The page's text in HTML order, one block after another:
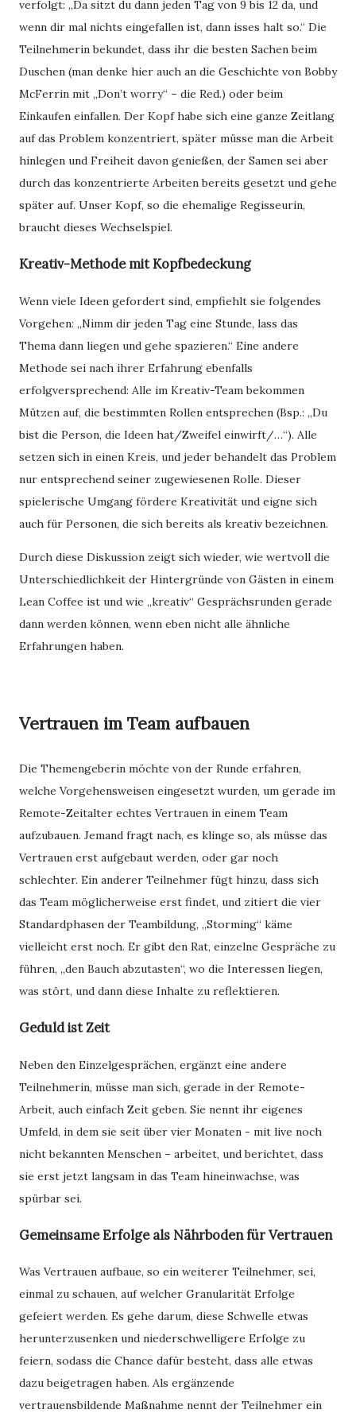
verfolgt: „Da sitzt du dann jeden Tag von 9 bis 12 da, und
wenn dir mal nichts eingefallen ist, dann isses halt so.“ Die
Teilnehmerin bekundet, dass ihr die besten Sachen beim
Duschen (man denke hier auch an die Geschichte von Bobby
McFerrin mit „Don’t worry“ – die Red.) oder beim
Einkaufen einfallen. Der Kopf habe sich eine ganze Zeitlang
auf das Problem konzentriert, später müsse man die Arbeit
hinlegen und Freiheit davon genießen, der Samen sei aber
durch das konzentrierte Arbeiten bereits gesetzt und gehe
später auf. Unser Kopf, so die ehemalige Regisseurin,
braucht dieses Wechselspiel.
Kreativ-Methode mit Kopfbedeckung
Wenn viele Ideen gefordert sind, empfiehlt sie folgendes
Vorgehen: „Nimm dir jeden Tag eine Stunde, lass das
Thema dann liegen und gehe spazieren.“ Eine andere
Methode sei nach ihrer Erfahrung ebenfalls
erfolgversprechend: Alle im Kreativ-Team bekommen
Mützen auf, die bestimmten Rollen entsprechen (Bsp.: „Du
bist die Person, die Ideen hat/Zweifel einwirft/…“). Alle
setzen sich in einen Kreis, und jeder behandelt das Problem
nur entsprechend seiner zugewiesenen Rolle. Dieser
spielerische Umgang fördere Kreativität und eigne sich
auch für Personen, die sich bereits als kreativ bezeichnen.
Durch diese Diskussion zeigt sich wieder, wie wertvoll die
Unterschiedlichkeit der Hintergründe von Gästen in einem
Lean Coffee ist und wie „kreativ“ Gesprächsrunden gerade
dann werden können, wenn eben nicht alle ähnliche
Erfahrungen haben.
Vertrauen im Team aufbauen
Die Themengeberin möchte von der Runde erfahren,
welche Vorgehensweisen eingesetzt wurden, um gerade im
Remote-Zeitalter echtes Vertrauen in einem Team
aufzubauen. Jemand fragt nach, es klinge so, als müsse das
Vertrauen erst aufgebaut werden, oder gar noch
schlechter. Ein anderer Teilnehmer fügt hinzu, dass sich
das Team möglicherweise erst findet, und zitiert die vier
Standardphasen der Teambildung, „Storming“ käme
vielleicht erst noch. Er gibt den Rat, einzelne Gespräche zu
führen, „den Bauch abzutasten“, wo die Interessen liegen,
was stört, und dann diese Inhalte zu reflektieren.
Geduld ist Zeit
Neben den Einzelgesprächen, ergänzt eine andere
Teilnehmerin, müsse man sich, gerade in der Remote-
Arbeit, auch einfach Zeit geben. Sie nennt ihr eigenes
Umfeld, in dem sie seit über vier Monaten - mit live noch
nicht bekannten Menschen – arbeitet, und berichtet, dass
sie erst jetzt langsam in das Team hineinwachse, was
spürbar sei.
Gemeinsame Erfolge als Nährboden für Vertrauen
Was Vertrauen aufbaue, so ein weiterer Teilnehmer, sei,
einmal zu schauen, auf welcher Granularität Erfolge
gefeiert werden. Es gehe darum, diese Schwelle etwas
herunterzusenken und niederschwelligere Erfolge zu
feiern, sodass die Chance dafür besteht, dass alle etwas
dazu beigetragen haben. Als ergänzende
vertrauensbildende Maßnahme nennt der Teilnehmer ein